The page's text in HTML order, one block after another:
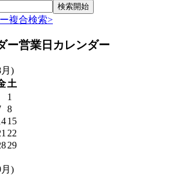
複合検索>
営業日カレンダー
)
土
1
8
15
22
29
)